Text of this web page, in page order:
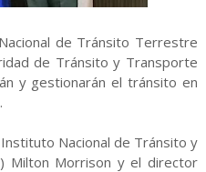
de Tránsito Terrestre
de Tránsito y Transporte
y gestionarán el tránsito en
Nacional de Tránsito y
Milton Morrison y el director